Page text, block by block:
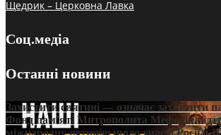
Щедрик – Церковна Лавка
Соц.медіа
Останні новини
Захистити святині — означає захистити
Фонд пам’яті Митрополита Мефодія
міжнародну петицію щодо участі Росії